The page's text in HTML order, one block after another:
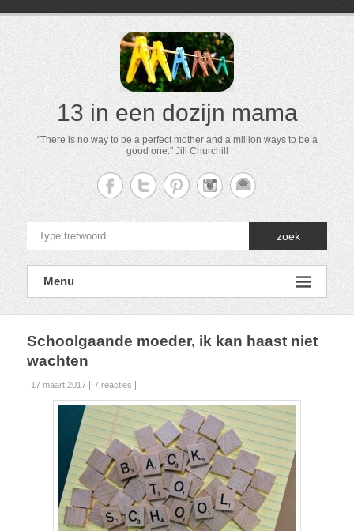
13 in een dozijn mama
"There is no way to be a perfect mother and a million ways to be a
good one." Jill Churchill
zoek
Menu
Schoolgaande moeder, ik kan haast niet
wachten
17 maart 2017 7 reacties